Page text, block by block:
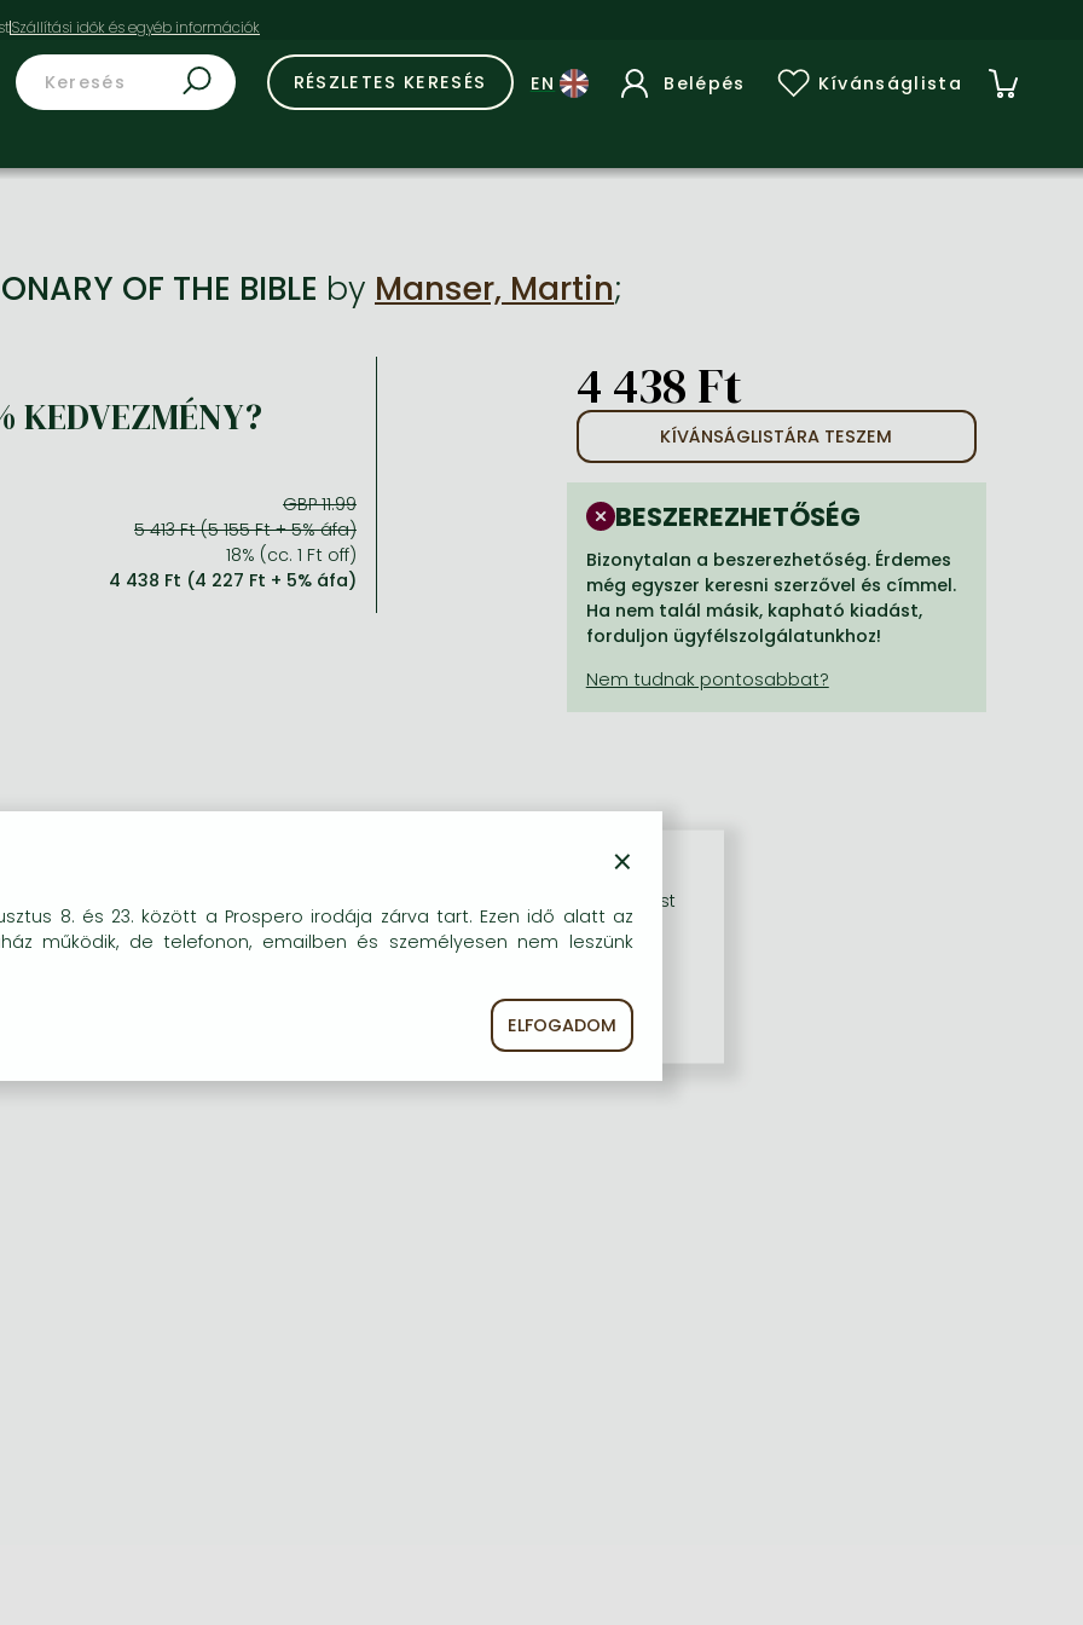
RÉSZLETES KERESÉS Belépés Kívánságlista
OF THE BIBLE by Manser, Martin;
KEDVEZMÉNY?
GBP 11.99
5 413 Ft (5 155 Ft + 5% áfa)
18% (cc. 1 Ft off)
4 438 Ft (4 227 Ft + 5% áfa)
4 438 Ft
KÍVÁNSÁGLISTÁRA TESZEM
BESZEREZHETŐSÉG
Bizonytalan a beszerezhetőség. Érdemes
még egyszer keresni szerzővel és címmel.
Ha nem talál másik, kapható kiadást,
forduljon ügyfélszolgálatunkhoz!
×
8. és 23. között a Prospero irodája zárva tart. Ezen idő alatt az
működik, de telefonon, emailben és személyesen nem leszünk
ELFOGADOM
kat (sütiket) használunk, melyek célja, hogy teljesebb körű szolgáltatást
részére.